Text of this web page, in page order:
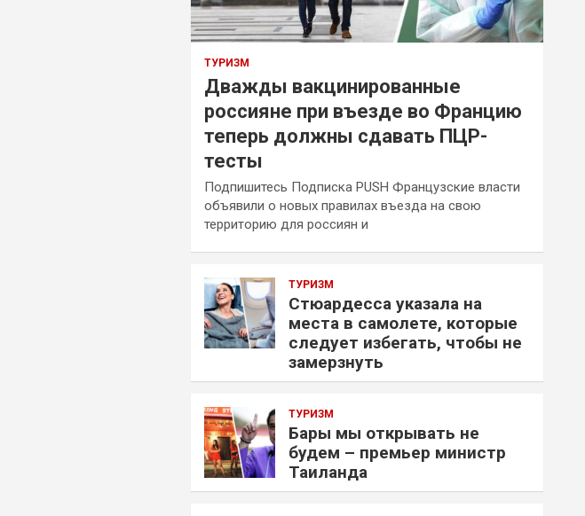
ТУРИЗМ
Дважды вакцинированные
россияне при въезде во Францию
теперь должны сдавать ПЦР-
тесты
Подпишитесь Подписка PUSH Французские власти
объявили о новых правилах въезда на свою
территорию для россиян и
ТУРИЗМ
Стюардесса указала на
места в самолете, которые
следует избегать, чтобы не
замерзнуть
ТУРИЗМ
Бары мы открывать не
будем – премьер министр
Таиланда